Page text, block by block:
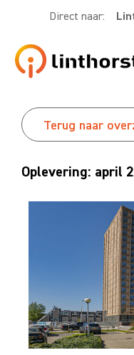
Direct naar:
Terug naar
Oplevering: april